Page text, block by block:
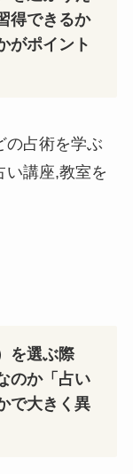
得できるか
がポイント
の占術を学ぶ
い講座,教室を
を選ぶ際
のか「占い
で大きく異